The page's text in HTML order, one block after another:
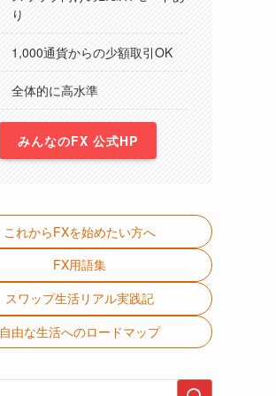
り
1,000通貨からの少額取引OK
全体的に高水準
みんなのFX 公式HP
これからFXを始めたい方へ
FX用語集
スワップ生活リアル実践記
自由な生活へのロードマップ